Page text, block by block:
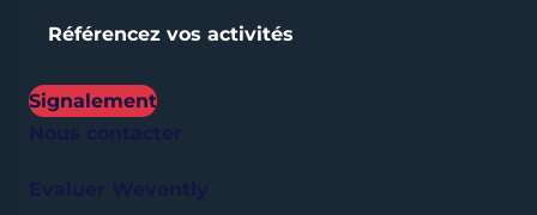
Référencez vos activités
Signalement